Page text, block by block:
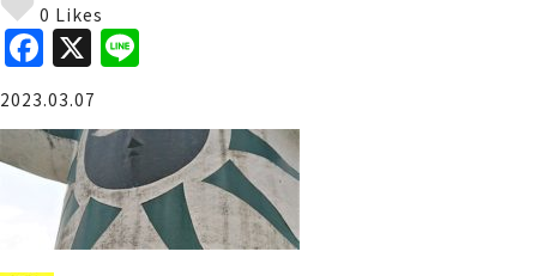
0 Likes
F
a
c
e
b
o
X
e
2023.03.07